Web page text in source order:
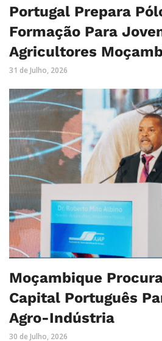
Portugal Prepara
Formação Para
Agricultores
31 de Julho, 2026
Moçambique
Capital Português
Agro-Indústria
30 de Julho, 2026